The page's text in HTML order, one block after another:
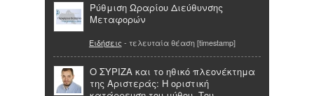
Ρύθμιση Ωραρίου Διεύθυνσης
Μεταφορών
Ειδήσεις - τελευταία θέαση [timestamp]
Ο ΣΥΡΙΖΑ και το ηθικό πλεονέκτημα
της Αριστεράς: Η οριστική